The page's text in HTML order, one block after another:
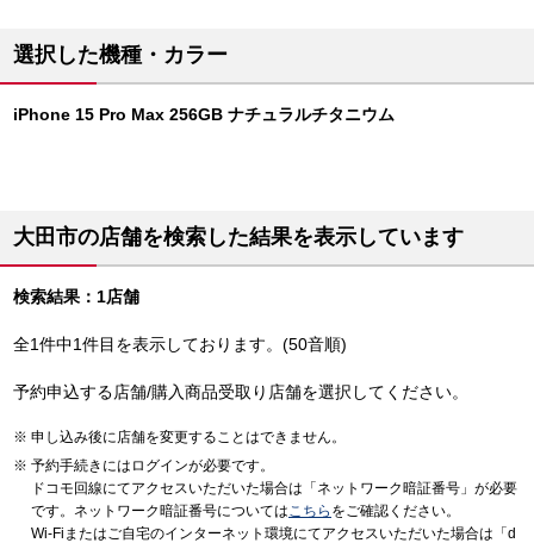
選択した機種・カラー
iPhone 15 Pro Max 256GB ナチュラルチタニウム
大田市の店舗を検索した結果を表示しています
検索結果：1店舗
全1件中1件目を表示しております。(50音順)
予約申込する店舗/購入商品受取り店舗を選択してください。
申し込み後に店舗を変更することはできません。
予約手続きにはログインが必要です。
ドコモ回線にてアクセスいただいた場合は「ネットワーク暗証番号」が必要
です。ネットワーク暗証番号についてはこちら をご確認ください。
Wi-Fiまたはご自宅のインターネット環境にてアクセスいただいた場合は「d